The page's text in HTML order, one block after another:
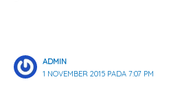
ADMIN
1 NOVEMBER 2015 PADA 7:07 PM